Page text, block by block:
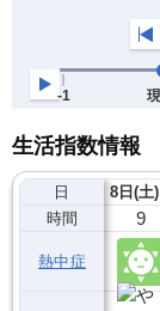
生活指数情報
日
時間
熱中症
8日(土)
9